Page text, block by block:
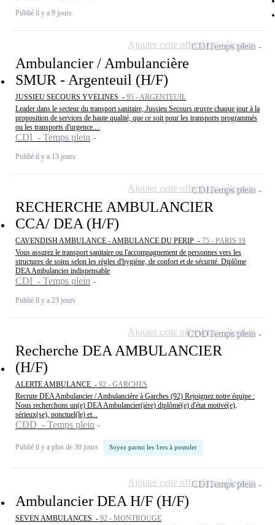
Publié il y a 9 jours
Ambulancier / Ambulancière
SMUR - Argenteuil (H/F)
JUSSIEU SECOURS YVELINES - 95 - ARGENTEUIL
Leader dans le secteur du transport sanitaire, Jussieu Secours œuvre chaque jour à la
proposition de services de haute qualité, que ce soit pour les transports programmés
ou les transports d'urgence....
CDI - Temps plein
Publié il y a 13 jours
CDITemps plein
Ajouter cette offre à ma sélection
RECHERCHE AMBULANCIER
CCA/ DEA (H/F)
CAVENDISH AMBULANCE - AMBULANCE DU PERIP - 75 - PARIS 19
Vous assurez le transport sanitaire ou l'accompagnement de personnes vers les
structures de soins selon les règles d'hygiène, de confort et de sécurité. Diplôme
DEA Ambulancier indispensable
CDI - Temps plein
Publié il y a 23 jours
CDITemps plein
Ajouter cette offre à ma sélection
Recherche DEA AMBULANCIER
(H/F)
ALERTE AMBULANCE - 92 - GARCHES
Recrute DEA Ambulancier / Ambulancière à Garches (92) Rejoignez notre équipe :
Nous recherchons un(e) DEA Ambulancier(ière) diplômé(e) d'état motivé(e),
sérieux(se), ponctuel(le) et...
CDD - Temps plein
Publié il y a plus de 30 jours Soyez parmi les 1ers à postuler
CDDTemps plein
Ajouter cette offre à ma sélection
Ambulancier DEA H/F (H/F)
SEVEN AMBULANCES - 92 - MONTROUGE
CDITemps plein
Ajouter cette offre à ma sélection